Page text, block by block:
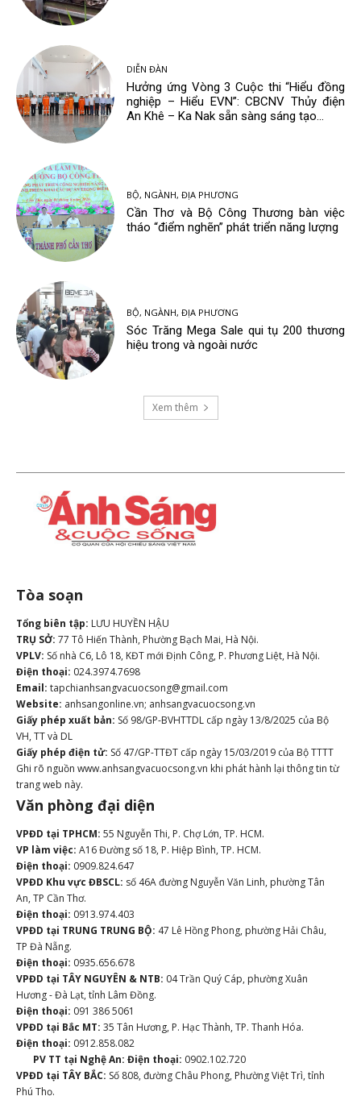
DIỄN ĐÀN
Hưởng ứng Vòng 3 Cuộc thi “Hiểu đồng
nghiệp – Hiểu EVN”: CBCNV Thủy điện
An Khê – Ka Nak sẵn sàng sáng tạo...
BỘ, NGÀNH, ĐỊA PHƯƠNG
Cần Thơ và Bộ Công Thương bàn việc
tháo “điểm nghẽn” phát triển năng lượng
BỘ, NGÀNH, ĐỊA PHƯƠNG
Sóc Trăng Mega Sale qui tụ 200 thương
hiệu trong và ngoài nước
Xem thêm
Tòa soạn
Tổng biên tập: LƯU HUYỀN HẬU
TRỤ SỞ: 77 Tô Hiến Thành, Phường Bạch Mai, Hà Nội.
VPLV: Số nhà C6, Lô 18, KĐT mới Định Công, P. Phương Liệt, Hà Nội.
Điện thoại: 024.3974.7698
Email: tapchianhsangvacuocsong@gmail.com
Website: anhsangonline.vn; anhsangvacuocsong.vn
Giấy phép xuất bản: Số 98/GP-BVHTTDL cấp ngày 13/8/2025 của Bộ
VH, TT và DL
Giấy phép điện tử: Số 47/GP-TTĐT cấp ngày 15/03/2019 của Bộ TTTT
Ghi rõ nguồn www.anhsangvacuocsong.vn khi phát hành lại thông tin từ
trang web này.
Văn phòng đại diện
VPĐD tại TPHCM: 55 Nguyễn Thi, P. Chợ Lớn, TP. HCM.
VP làm việc: A16 Đường số 18, P. Hiệp Bình, TP. HCM.
Điện thoại: 0909.824.647
VPĐD Khu vực ĐBSCL: số 46A đường Nguyễn Văn Linh, phường Tân
An, TP Cần Thơ.
Điện thoại: 0913.974.403
VPĐD tại TRUNG TRUNG BỘ: 47 Lê Hồng Phong, phường Hải Châu,
TP Đà Nẵng.
Điện thoại: 0935.656.678
VPĐD tại TÂY NGUYÊN & NTB: 04 Trần Quý Cáp, phường Xuân
Hương - Đà Lạt, tỉnh Lâm Đồng.
Điện thoại: 091 386 5061
VPĐD tại Bắc MT: 35 Tân Hương, P. Hạc Thành, TP. Thanh Hóa.
Điện thoại: 0912.858.082
PV TT tại Nghệ An: Điện thoại: 0902.102.720
VPĐD tại TÂY BẮC: Số 808, đường Châu Phong, Phường Việt Trì, tỉnh
Phú Thọ.